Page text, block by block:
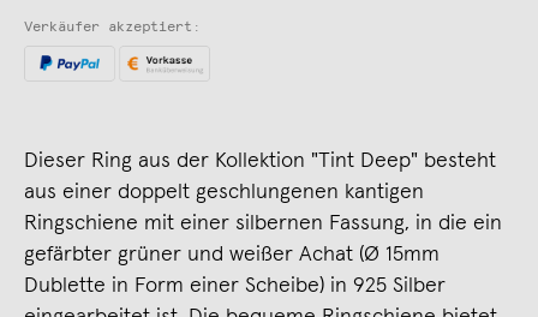
Verkäufer akzeptiert:
Dieser Ring aus der Kollektion "Tint Deep" besteht
aus einer doppelt geschlungenen kantigen
Ringschiene mit einer silbernen Fassung, in die ein
gefärbter grüner und weißer Achat (Ø 15mm
Dublette in Form einer Scheibe) in 925 Silber